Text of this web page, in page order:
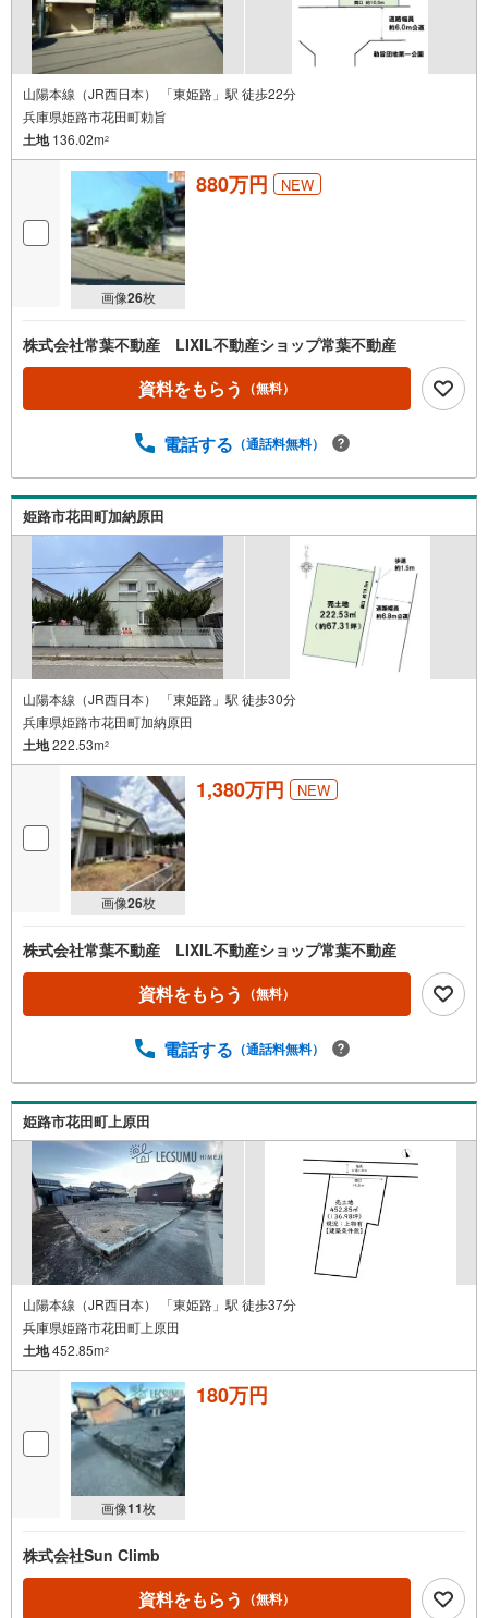
山陽本線（JR西日本） 「東姫路」駅 徒歩22分
兵庫県姫路市花田町勅旨
土地136.02m2
画像26枚
880万円 NEW
株式会社常葉不動産 LIXIL不動産ショップ常葉不動産
資料をもらう （無料）
電話する （通話料無料）
姫路市花田町加納原田
山陽本線（JR西日本） 「東姫路」駅 徒歩30分
兵庫県姫路市花田町加納原田
土地222.53m2
画像26枚
1,380万円 NEW
株式会社常葉不動産 LIXIL不動産ショップ常葉不動産
資料をもらう （無料）
電話する （通話料無料）
姫路市花田町上原田
山陽本線（JR西日本） 「東姫路」駅 徒歩37分
兵庫県姫路市花田町上原田
土地452.85m2
画像11枚
180万円
株式会社Sun Climb
資料をもらう （無料）